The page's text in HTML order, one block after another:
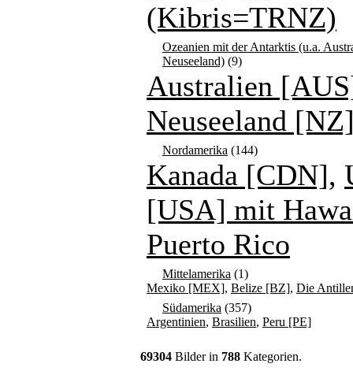
(Kibris=TRNZ)
Ozeanien mit der Antarktis (u.a.
Neuseeland) (9)
Australien
Neuseeland
Nordamerika (144)
Kanada [CDN],
[USA] mit
Puerto Rico
Mittelamerika (1)
Mexiko [MEX], Belize [BZ], Die
Südamerika (357)
Argentinien, Brasilien, Peru [PE]
69304 Bilder in 788 Kategorien.